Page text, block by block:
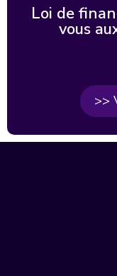
Loi de
vous
>>